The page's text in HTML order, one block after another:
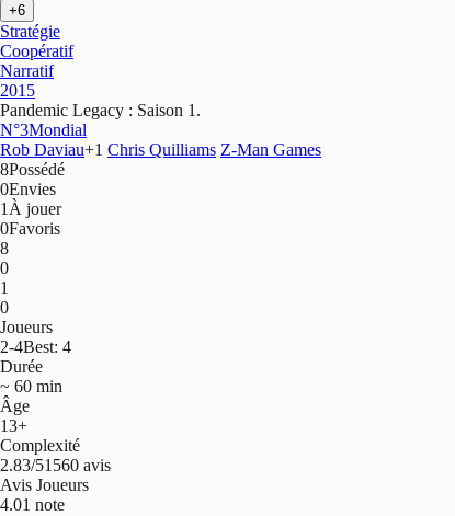
+6
Stratégie
Coopératif
Narratif
2015
Pandemic Legacy : Saison 1 .
N°3Mondial
Rob Daviau+1 Chris Quilliams Z-Man Games
8Possédé
0Envies
1 À jouer
0Favoris
8
0
1
0
Joueurs
2-4Best: 4
Durée
~ 60 min
Âge
13+
Complexité
2.83/51560 avis
Avis Joueurs
4.01 note